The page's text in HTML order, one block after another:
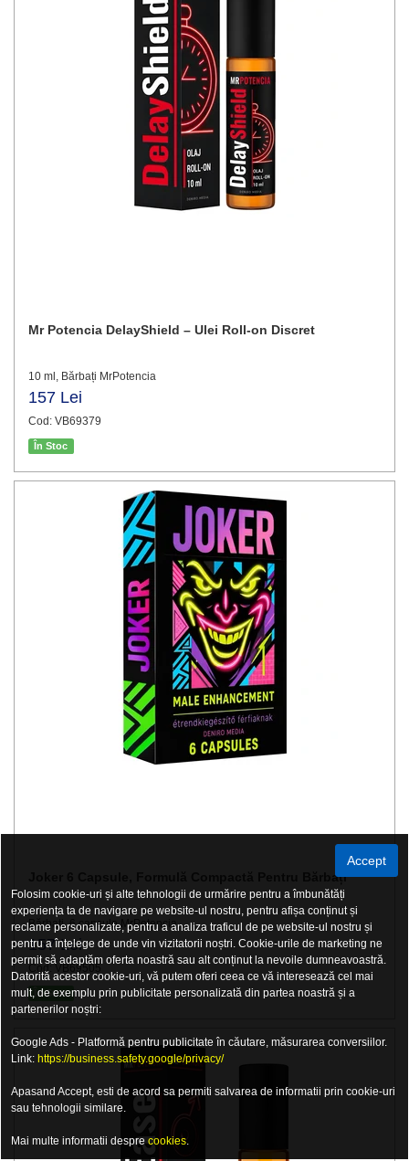
Mr Potencia DelayShield – Ulei Roll-on Discret
10 ml, Bărbați MrPotencia
157 Lei
Cod: VB69379
În Stoc
Joker 6 Capsule, Formulă Compactă Pentru Bărbați
Bărbați, 6 capsule MrPotencia
157 Lei
Cod: VB69505
În Stoc
Accept
Folosim cookie-uri și alte tehnologii de urmărire pentru a îmbunătăți
experiența ta de navigare pe website-ul nostru, pentru afișa conținut și
reclame personalizate, pentru a analiza traficul de pe website-ul nostru și
pentru a înțelege de unde vin vizitatorii noștri. Cookie-urile de marketing ne
permit să adaptăm oferta noastră sau alt conținut la nevoile dumneavoastră.
Datorită acestor cookie-uri, vă putem oferi ceea ce vă interesează cel mai
mult, de exemplu prin publicitate personalizată din partea noastră și a
partenerilor noștri:
Google Ads - Platformă pentru publicitate în căutare, măsurarea conversiilor.
Link: https://business.safety.google/privacy/
Apasand Accept, esti de acord sa permiti salvarea de informatii prin cookie-uri
sau tehnologii similare.
Mai multe informatii desprecookies.